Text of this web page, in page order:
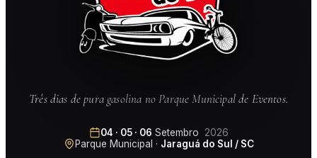
Três dias de pura gasolina no Parque Municipal de Eventos.
04 · 05 · 06 Setembro
2026
Parque Municipal · Jaraguá do Sul / SC